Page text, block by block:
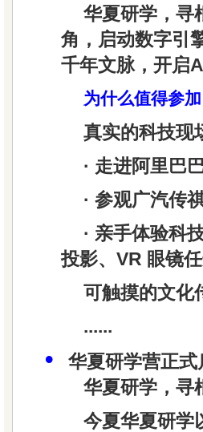
华夏研学，寻
角，启动数字引
千年文脉，开启
为什么值得参加
真实的科技现
· 走进阿里巴
· 参观广汽传
· 亲手体验科
投影、VR 眼镜
可触摸的文化
......
•
华夏研学营正
华夏研学，寻
今夏华夏研学